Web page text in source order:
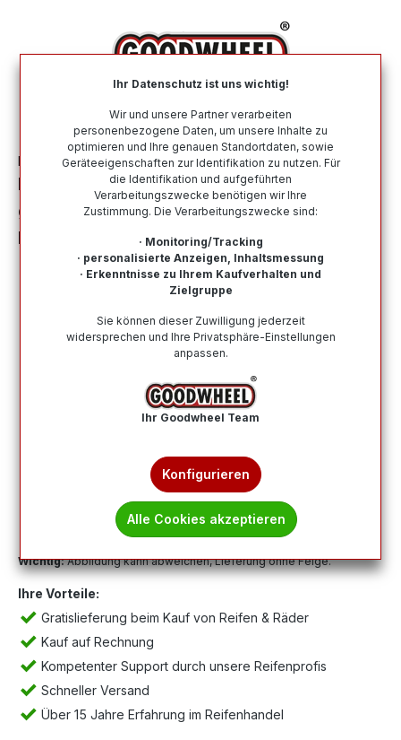
Felgen Alufelgen Nach Marke DEZENT
DEZENT DEZENT AR DARK schwarz
glänzend frontpoliert 7.5Jx19 5x114.3
ET51
Bildergalerie überspringen
Wichtig:Abbildung kann abweichen, Lieferung ohne Felge.
Ihre Vorteile:
Gratislieferung beim Kauf von Reifen & Räder
Kauf auf Rechnung
Kompetenter Support durch unsere Reifenprofis
Schneller Versand
Über 15 Jahre Erfahrung im Reifenhandel
Ihr Datenschutz ist uns wichtig!
Wir und unsere Partner verarbeiten
personenbezogene Daten, um unsere Inhalte zu
optimieren und Ihre genauen Standortdaten, sowie
Geräteeigenschaften zur Identifikation zu nutzen. Für
die Identifikation und aufgeführten
Verarbeitungszwecke benötigen wir Ihre
Zustimmung. Die Verarbeitungszwecke sind:
· Monitoring/Tracking
· personalisierte Anzeigen, Inhaltsmessung
· Erkenntnisse zu Ihrem Kaufverhalten und
Zielgruppe
Sie können dieser Zuwilligung jederzeit
widersprechen und Ihre Privatsphäre-Einstellungen
anpassen.
Ihr Goodwheel Team
Konfigurieren
Alle Cookies akzeptieren